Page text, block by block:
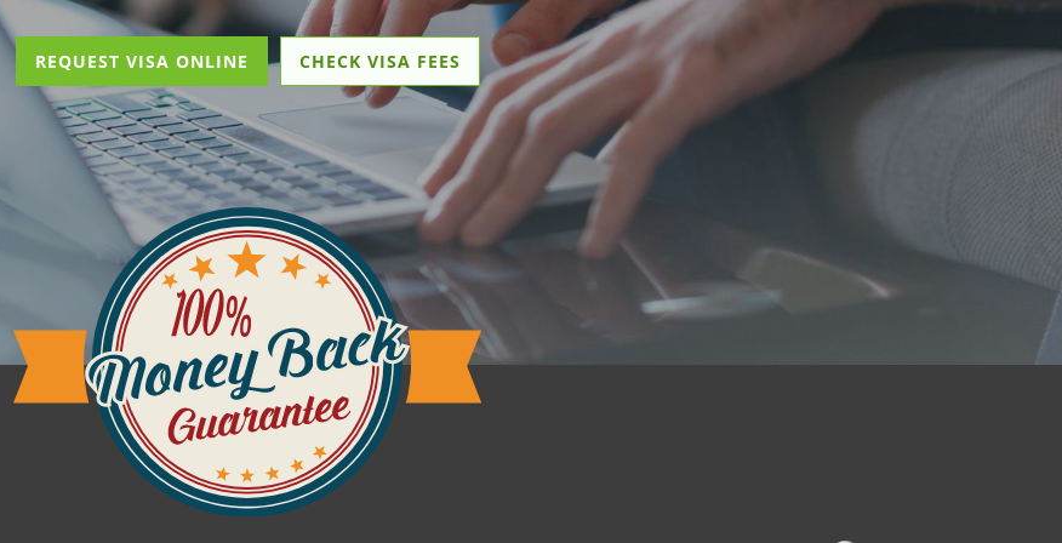
REQUEST VISA ONLINE CHECK VISA FEES